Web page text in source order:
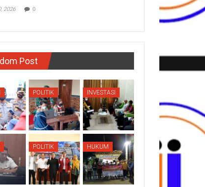
2026 0
Post
POLITIK INVESTASI
POLITIK HUKUM